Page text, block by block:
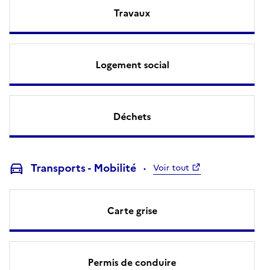
Travaux
Logement social
Déchets
Transports - Mobilité Voir tout
Carte grise
Permis de conduire